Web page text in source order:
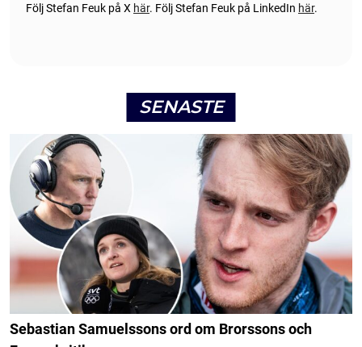
Följ Stefan Feuk på X här. Följ Stefan Feuk på LinkedIn här.
SENASTE
Sebastian Samuelssons ord om Brorssons och